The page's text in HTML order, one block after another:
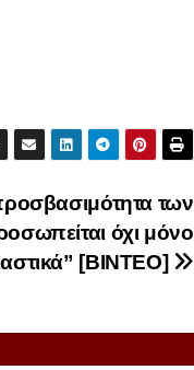
των
όχι μόνο
[BINTEO]